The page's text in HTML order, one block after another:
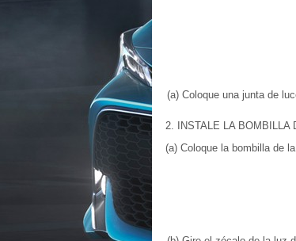
(a) Coloque una junta de
2. INSTALE LA BOMBILLA
(a) Coloque la bombilla de